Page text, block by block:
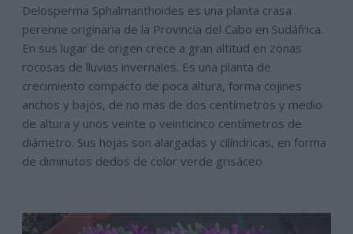
Delosperma Sphalmanthoides es una planta crasa
perenne originaria de la Provincia del Cabo en Sudáfrica.
En sus lugar de origen crece a gran altitud en zonas
rocosas de lluvias invernales. Es una planta de
crecimiento compacto de poca altura, forma cojines
anchos y bajos, de no mas de dos centímetros y medio
de altura y unos veinte o veinticinco centímetros de
diámetro. Sus hojas son alargadas y cilíndricas, en forma
de diminutos dedos de color verde grisáceo